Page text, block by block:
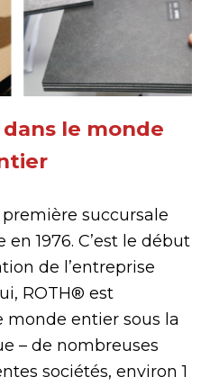
le monde
succursale
1976. C’est le début
de l’entreprise
ROTH® est
monde entier sous la
– de nombreuses
sociétés, environ 1